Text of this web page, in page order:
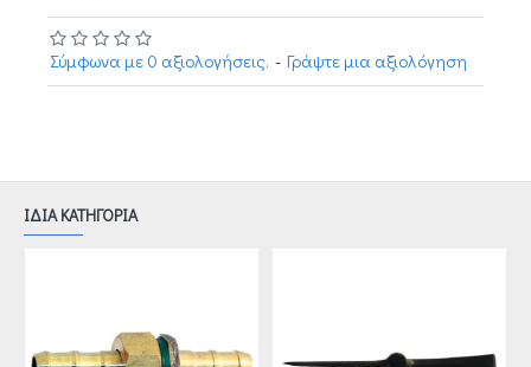
Σύμφωνα με 0 αξιολογήσεις. - Γράψτε μια αξιολόγηση
ΙΔΙΑ ΚΑΤΗΓΟΡΙΑ